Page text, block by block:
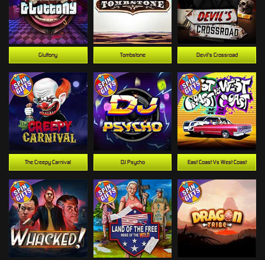
Devil's Crossroad
Gluttony
DJ Psycho
Tombstone
East Coast Vs West Coast
The Creepy Carnival